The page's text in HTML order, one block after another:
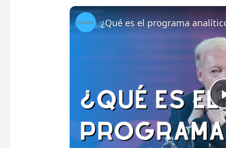
l
¿Qué es el programa